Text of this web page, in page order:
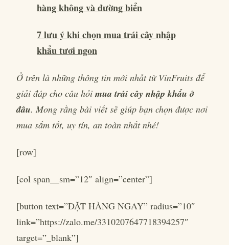
hàng không và đường biển
7 lưu ý khi chọn mua trái cây nhập
khẩu tươi ngon
Ở trên là những thông tin mới nhất từ VinFruits để
giải đáp cho câu hỏi mua trái cây nhập khẩu ở
đâu. Mong rằng bài viết sẽ giúp bạn chọn được nơi
mua sắm tốt, uy tín, an toàn nhất nhé!
[row]
[col span__sm=”12″ align=”center”]
[button text=”ĐẶT HÀNG NGAY” radius=”10″
link=”https://zalo.me/3310207647718394257″
target=”_blank”]